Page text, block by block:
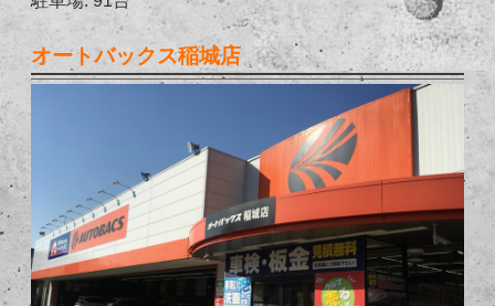
オートバックス稲城店